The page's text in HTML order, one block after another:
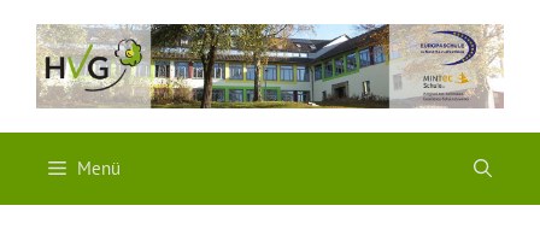
Inhalt
springen
Menü